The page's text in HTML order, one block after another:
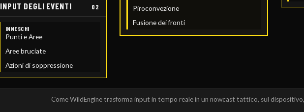
INPUT DEGLI EVENTI 02
INNESCHI
Punti e Aree
Aree bruciate
Azioni di soppressione
Piroconvezione
Fusione dei fronti
Come WildEngine trasforma input in tempo reale in un nowcast tattico, sul